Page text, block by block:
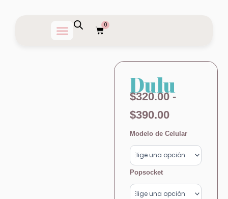
0
Carrito
Dulu
$320.00 -
$390.00
Rango
de
precios:
desde
$320.00
hasta
Modelo de Celular
Popsocket
Dulu